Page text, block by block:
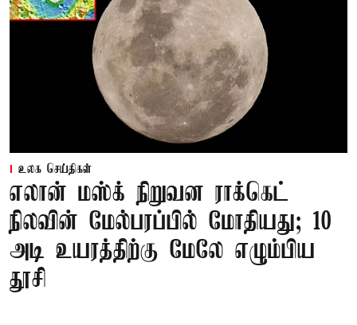
உலக செய்திகள்
எலான் மஸ்க் நிறுவன ராக்கெட்
நிலவின் மேல்பரப்பில் மோதியது; 10
அடி உயரத்திற்கு மேலே எழும்பிய
தூசி